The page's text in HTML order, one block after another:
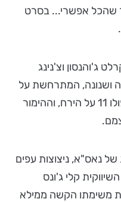
שהכל אפשרי... בסרט
ג'והנסון וצ'נינג
ושנונה, המתרחשת על
רקע הנחיתה ההיסטורית של אפולו 11 על הירח, וההימור
נאס"א, ניצוצות עפים
קלי ג'ונס
משימתו הקשה ממילא